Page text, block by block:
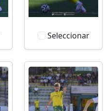
Seleccionar